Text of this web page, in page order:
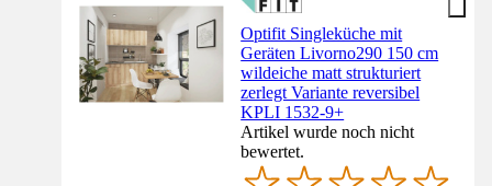
Optifit Singleküche mit
Geräten Livorno290 150 cm
wildeiche matt strukturiert
zerlegt Variante reversibel
KPLI 1532-9+
Artikel wurde noch nicht
bewertet.